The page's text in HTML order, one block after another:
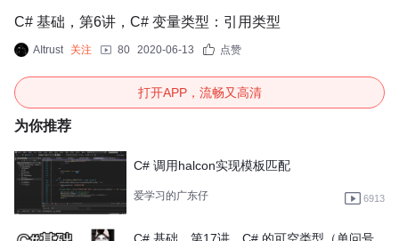
C# 基础，第6讲，C# 变量类型：引用类型
AItrust 关注 80 2020-06-13 点赞
打开APP，流畅又高清
为你推荐
C# 调用halcon实现模板匹配
爱学习的广东仔 6913
C# 基础，第17讲，C# 的可空类型（单问号